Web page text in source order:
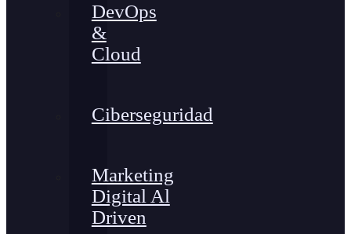
DevOps
&
Cloud
Ciberseguridad
Marketing
Digital Al
Driven